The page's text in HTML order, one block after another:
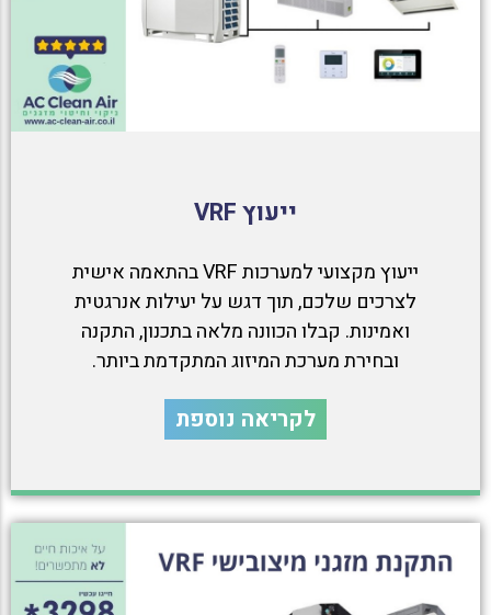
ייעוץ VRF
ייעוץ מקצועי למערכות VRF בהתאמה אישית
לצרכים שלכם, תוך דגש על יעילות אנרגטית
ואמינות. קבלו הכוונה מלאה בתכנון, התקנה
ובחירת מערכת המיזוג המתקדמת ביותר.
לקריאה נוספת